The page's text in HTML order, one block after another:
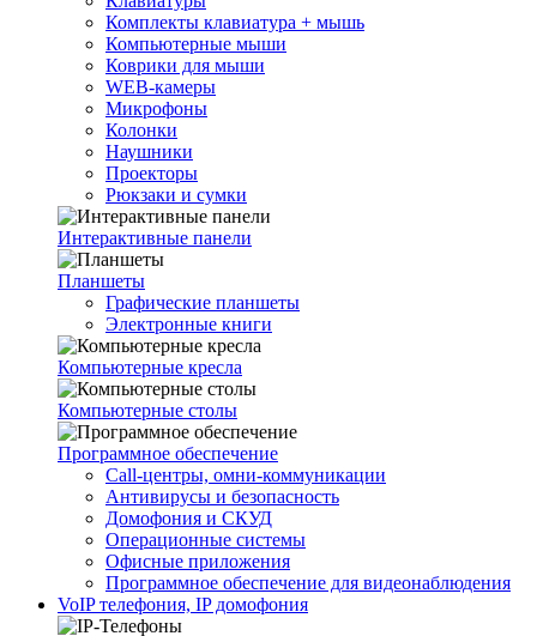
Комплекты клавиатура + мышь
Компьютерные мыши
Коврики для мыши
WEB-камеры
Микрофоны
Колонки
Наушники
Проекторы
Рюкзаки и сумки
Интерактивные панели
Планшеты
Графические планшеты
Электронные книги
Компьютерные кресла
Компьютерные столы
Программное обеспечение
Call-центры, омни-коммуникации
Антивирусы и безопасность
Домофония и СКУД
Операционные системы
Офисные приложения
Программное обеспечение для видеонаблюдения
VoIP телефония, IP домофония